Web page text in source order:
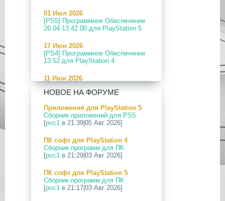
01 Июл 2026
[PS5] Программное Обеспечение
26.04-13.42.00 для PlayStation 5
17 Июн 2026
[PS4] Программное Обеспечение
13.52 для PlayStation 4
11 Июн 2026
[PS5] Программное Обеспечение
26.04-13.40.00 для PlayStation 5
24 Апр 2026
[PS5] Программное Обеспечение
26.03-13.20.00 для PlayStation 5
12 Апр 2026
[PS Portal] Программное
Обеспечение 7.0.2 для PS Portal
09 Апр 2026
[PS3|CFW] webMAN MOD
v1.47.48p
НОВОЕ НА ФОРУМЕ
Приложения для PlayStation 5
Сборник приложений для PS5
[pvc1 в 21:39|05 Авг 2026]
ПК софт для PlayStation 4
Сборник программ для ПК
[pvc1 в 21:29|03 Авг 2026]
ПК софт для PlayStation 5
Сборник программ для ПК
[pvc1 в 21:17|03 Авг 2026]